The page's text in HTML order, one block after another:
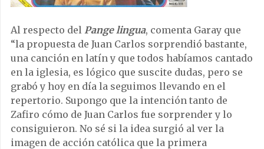
Al respecto del Pange lingua, comenta Garay que
“la propuesta de Juan Carlos sorprendió bastante,
una canción en latín y que todos habíamos cantado
en la iglesia, es lógico que suscite dudas, pero se
grabó y hoy en día la seguimos llevando en el
repertorio. Supongo que la intención tanto de
Zafiro cómo de Juan Carlos fue sorprender y lo
consiguieron. No sé si la idea surgió al ver la
imagen de acción católica que la primera